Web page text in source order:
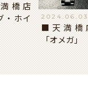
橋店
・ホイ
2024.06.03
■天満橋
「オメガ」